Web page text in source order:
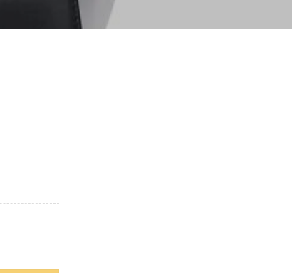
portátil con usb 15,6, para hombre Fengdong cantidad